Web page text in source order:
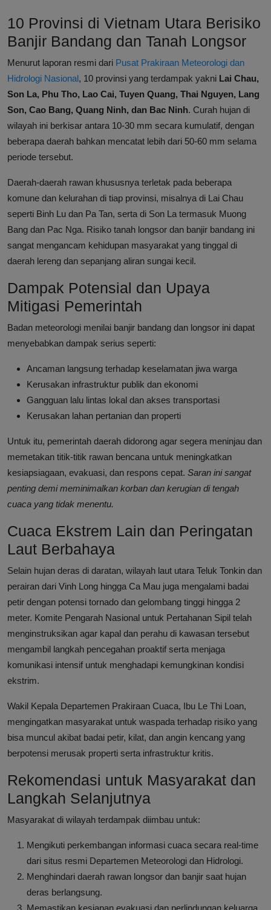
10 Provinsi di Vietnam Utara Berisiko
Banjir Bandang dan Tanah Longsor
Menurut laporan resmi dari Pusat Prakiraan Meteorologi dan
Hidrologi Nasional, 10 provinsi yang terdampak yakni Lai Chau,
Son La, Phu Tho, Lao Cai, Tuyen Quang, Thai Nguyen, Lang
Son, Cao Bang, Quang Ninh, dan Bac Ninh. Curah hujan di
wilayah ini berkisar antara 10-30 mm secara kumulatif, dengan
beberapa daerah bahkan mencatat lebih dari 50-60 mm selama
periode tersebut.
Daerah-daerah rawan khususnya terletak pada beberapa
komune dan kelurahan di tiap provinsi, misalnya di Lai Chau
seperti Binh Lu dan Pa Tan, serta di Son La termasuk Muong
Bang dan Pac Nga. Risiko tanah longsor dan banjir bandang ini
sangat mengancam kehidupan masyarakat yang tinggal di
daerah lereng dan sepanjang aliran sungai kecil.
Dampak Potensial dan Upaya
Mitigasi Pemerintah
Badan meteorologi menilai banjir bandang dan longsor ini dapat
menyebabkan dampak serius seperti:
Ancaman langsung terhadap keselamatan jiwa warga
Kerusakan infrastruktur publik dan ekonomi
Gangguan lalu lintas lokal dan akses transportasi
Kerusakan lahan pertanian dan properti
Untuk itu, pemerintah daerah didorong agar segera meninjau dan
memetakan titik-titik rawan bencana untuk meningkatkan
kesiapsiagaan, evakuasi, dan respons cepat. Saran ini sangat
penting demi meminimalkan korban dan kerugian di tengah
cuaca yang tidak menentu.
Cuaca Ekstrem Lain dan Peringatan
Laut Berbahaya
Selain hujan deras di daratan, wilayah laut utara Teluk Tonkin dan
perairan dari Vinh Long hingga Ca Mau juga mengalami badai
petir dengan potensi tornado dan gelombang tinggi hingga 2
meter. Komite Pengarah Nasional untuk Pertahanan Sipil telah
menginstruksikan agar kapal dan perahu di kawasan tersebut
mengambil langkah pencegahan proaktif serta menjaga
komunikasi intensif untuk menghadapi kemungkinan kondisi
ekstrim.
Wakil Kepala Departemen Prakiraan Cuaca, Ibu Le Thi Loan,
mengingatkan masyarakat untuk waspada terhadap risiko yang
bisa muncul akibat badai petir, kilat, dan angin kencang yang
berpotensi merusak properti serta infrastruktur kritis.
Rekomendasi untuk Masyarakat dan
Langkah Selanjutnya
Masyarakat di wilayah terdampak diimbau untuk:
Mengikuti perkembangan informasi cuaca secara real-time
dari situs resmi Departemen Meteorologi dan Hidrologi.
Menghindari daerah rawan longsor dan banjir saat hujan
deras berlangsung.
Memastikan kesiapan evakuasi dan perlindungan keluarga,